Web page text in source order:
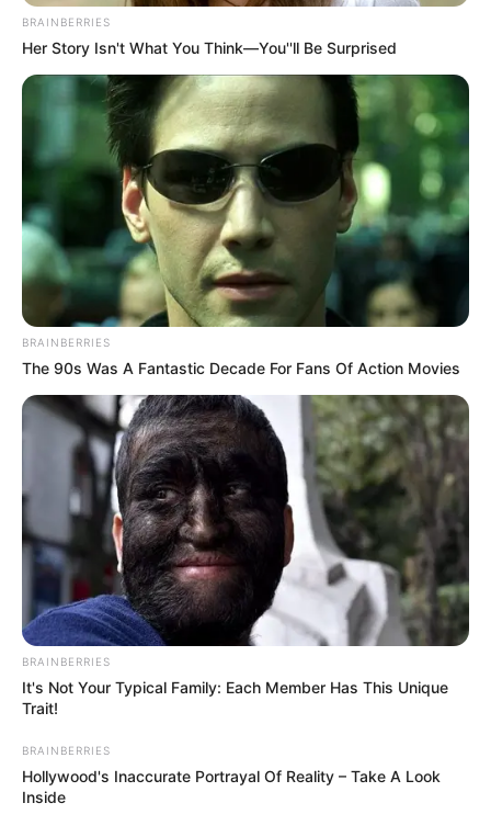
Wall to Wall Ghost Train
ULASAN
Alamat email Anda tidak akan dipublikasikan. Ruas yang wajib ditandai*
Akting
Musik
BRAINBERRIES
Her Story Isn't What You Think—You''ll Be Surprised
BRAINBERRIES
The 90s Was A Fantastic Decade For Fans Of Action Movies
BRAINBERRIES
It's Not Your Typical Family: Each Member Has This Unique
Trait!
BRAINBERRIES
Hollywood's Inaccurate Portrayal Of Reality – Take A Look
Inside